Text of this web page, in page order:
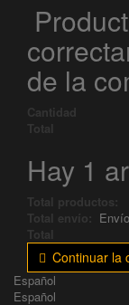
de la
Cantidad
Total
Hay 1
Total productos:
Total envío:
Total
Continuar la
Español
Español